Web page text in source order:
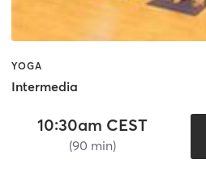
YOGA
Intermedia
10:30am CEST
(90 min)